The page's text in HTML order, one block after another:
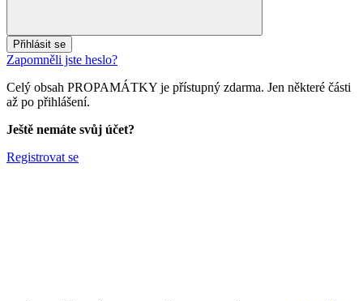
Přihlásit se
Zapomněli jste heslo?
Celý obsah PROPAMÁTKY je přístupný zdarma. Jen některé části
až po přihlášení.
Ještě nemáte svůj účet?
Registrovat se